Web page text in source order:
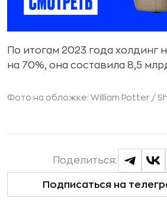
По итогам 2023 года холдинг
на 70%, она составила 8,5
Фото на обложке: William Potter /
Подписаться на
Поделиться: